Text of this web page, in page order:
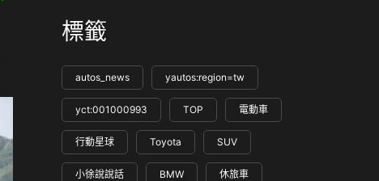
標籤
autos_news yautos:region=tw
yct:001000993 TOP 電動車
行動星球 Toyota SUV
小徐說說話 BMW 休旅車